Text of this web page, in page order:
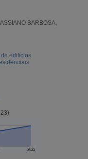
BARBOSA,
edifícios
2025